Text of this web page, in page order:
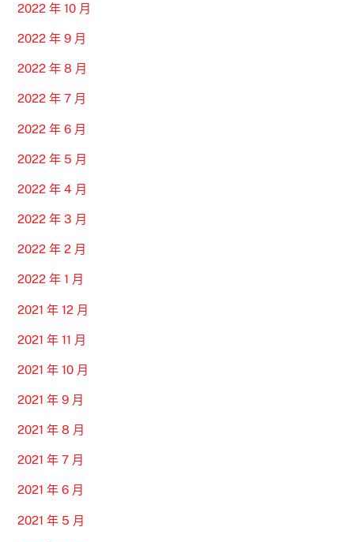
2022 年 10 月
2022 年 9 月
2022 年 8 月
2022 年 7 月
2022 年 6 月
2022 年 5 月
2022 年 4 月
2022 年 3 月
2022 年 2 月
2022 年 1 月
2021 年 12 月
2021 年 11 月
2021 年 10 月
2021 年 9 月
2021 年 8 月
2021 年 7 月
2021 年 6 月
2021 年 5 月